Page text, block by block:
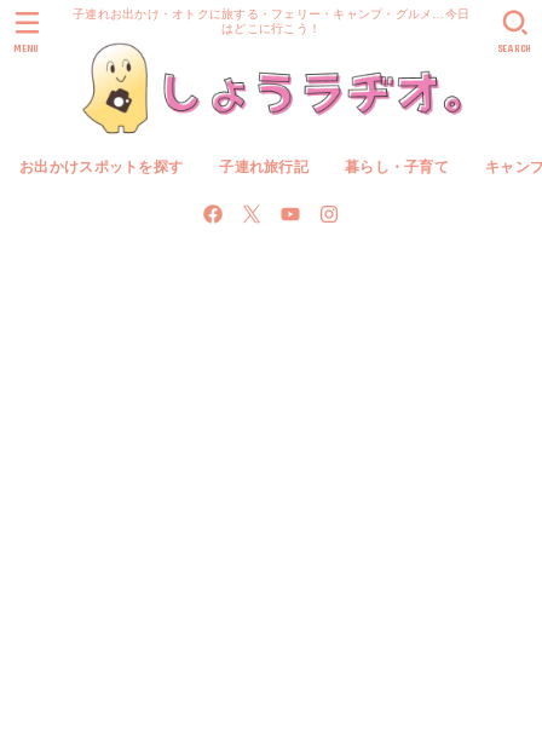
子連れお出かけ・オトクに旅する・フェリー・キャンプ・グルメ…今日
はどこに行こう！
お出かけスポットを探す 子連れ旅行記 暮らし・子育て キャン
SEARCH
MENU